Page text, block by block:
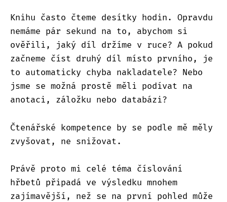
Knihu často čteme desítky hodin. Opravdu
nemáme pár sekund na to, abychom si
ověřili, jaký díl držíme v ruce? A pokud
začneme číst druhý díl místo prvního, je
to automaticky chyba nakladatele? Nebo
jsme se možná prostě měli podívat na
anotaci, záložku nebo databázi?
Čtenářské kompetence by se podle mě měly
zvyšovat, ne snižovat.
Právě proto mi celé téma číslování
hřbetů připadá ve výsledku mnohem
zajímavější, než se na první pohled může